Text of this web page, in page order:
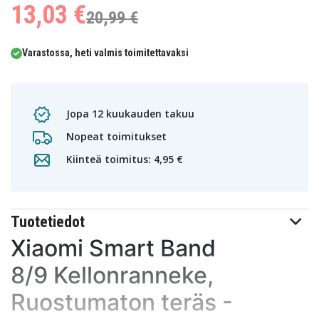
13,03 €20,99 €
Varastossa, heti valmis toimitettavaksi
Jopa 12 kuukauden takuu
Nopeat toimitukset
Kiinteä toimitus: 4,95 €
Tuotetiedot
Xiaomi Smart Band
8/9 Kellonranneke,
Ruostumaton teräs -